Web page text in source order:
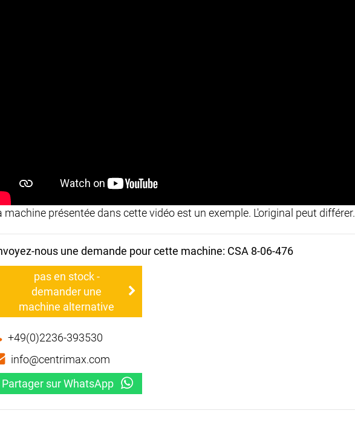
machine présentée dans cette vidéo est un exemple. L'original peut différer.
nous une demande pour cette machine: CSA 8-06-476
pas en stock -
demander une
machine alternative
+49(0)2236-393530
info@centrimax.com
Partager sur WhatsApp